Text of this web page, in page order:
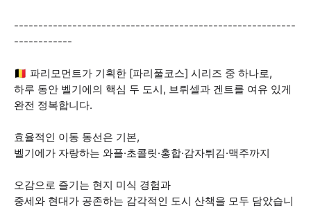
----------------------------------------------------------
------------
🇧🇪 파리모먼트가 기획한 [파리풀코스] 시리즈 중 하나로,
하루 동안 벨기에의 핵심 두 도시, 브뤼셀과 겐트를 여유 있게
완전 정복합니다.
효율적인 이동 동선은 기본,
벨기에가 자랑하는 와플·초콜릿·홍합·감자튀김·맥주까지
오감으로 즐기는 현지 미식 경험과
중세와 현대가 공존하는 감각적인 도시 산책을 모두 담았습니